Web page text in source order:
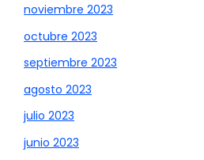
noviembre 2023
octubre 2023
septiembre 2023
agosto 2023
julio 2023
junio 2023